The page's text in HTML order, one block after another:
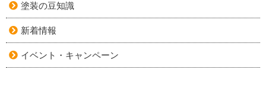
塗装の豆知識
新着情報
イベント・キャンペーン